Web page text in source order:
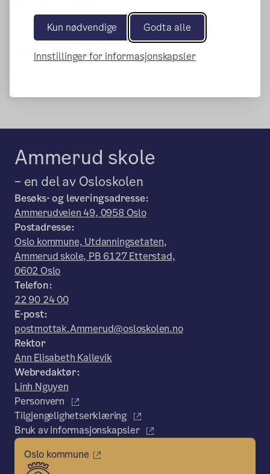
Kun nødvendige Godta alle
Innstillinger for informasjonskapsler
Ammerud skole
– en del av Osloskolen
Besøks- og leveringsadresse:
Ammerudveien 49, 0958 Oslo
Postadresse:
Oslo kommune, Utdanningsetaten,
Ammerud skole, PB 6127 Etterstad,
0602 Oslo
Telefon:
22 90 24 00
E-post:
postmottak.Ammerud@osloskolen.no
Rektor
Ann Elisabeth Kallevik
Webredaktør:
Linh Nguyen
Personvern
Tilgjengelighetserklæring
Bruk av informasjonskapsler
Oslo kommune